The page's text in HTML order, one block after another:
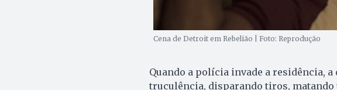
Cena de Detroit em Rebelião | Foto: Reprodução
Quando a polícia invade a residência,
truculência, disparando tiros, matando